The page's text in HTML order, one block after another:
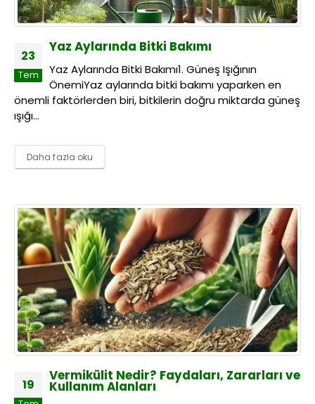
23
Tem
Yaz Aylarında Bitki Bakımı
Yaz Aylarında Bitki Bakımı1. Güneş Işığının
ÖnemiYaz aylarında bitki bakımı yaparken en
önemli faktörlerden biri, bitkilerin doğru miktarda güneş
ışığı...
Daha fazla oku
19
Vermikülit Nedir? Faydaları, Zararları ve
Kullanım Alanları